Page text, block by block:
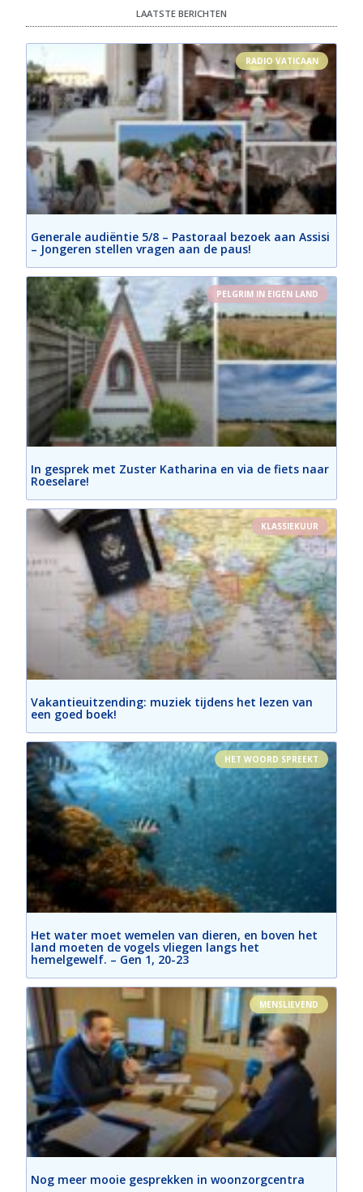
LAATSTE BERICHTEN
RADIO VATICAAN
Generale audiëntie 5/8 – Pastoraal bezoek aan Assisi
– Jongeren stellen vragen aan de paus!
PELGRIM IN EIGEN LAND
In gesprek met Zuster Katharina en via de fiets naar
Roeselare!
KLASSIEKUUR
Vakantieuitzending: muziek tijdens het lezen van
een goed boek!
HET WOORD SPREEKT
Het water moet wemelen van dieren, en boven het
land moeten de vogels vliegen langs het
hemelgewelf. – Gen 1, 20-23
MENSLIEVEND
Nog meer mooie gesprekken in woonzorgcentra